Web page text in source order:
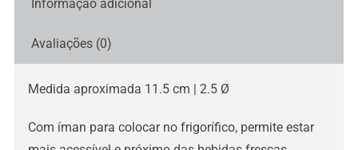
Informação adicional
Avaliações (0)
Medida aproximada 11.5 cm | 2.5 Ø
Com íman para colocar no frigorífico, permite estar